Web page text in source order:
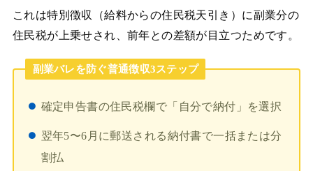
これは特別徴収（給料からの住民税天引き）に副業分の
住民税が上乗せされ、前年との差額が目立つためです。
副業バレを防ぐ普通徴収3ステップ
確定申告書の住民税欄で「自分で納付」を選択
翌年5〜6月に郵送される納付書で一括または分
割払